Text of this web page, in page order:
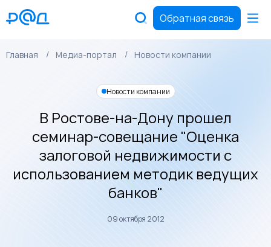
Обратная связь
Главная Медиа-портал Новости компании
Новости компании
В Ростове-на-Дону прошел
семинар-совещание "Оценка
залоговой недвижимости с
использованием методик ведущих
банков"
09 октября 2012